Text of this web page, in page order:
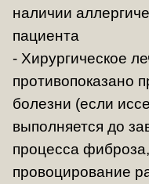
наличии
пациента
- Хирургическое
противопоказано
болезни (если
выполняется до
процесса
провоцирование